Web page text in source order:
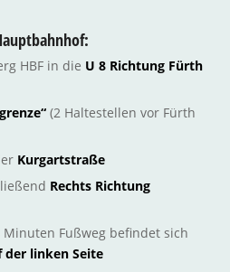
HBF in die U 8 Richtung Fürth
(2 Haltestellen vor Fürth
Kurgartstraße
Rechts Richtung
Minuten Fußweg befindet sich
der linken Seite